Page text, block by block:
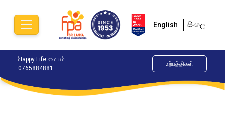
English සිංහල
Happy Life மையம்
0765884881
இப்போதே கலந்துரையாடவும்.
உற்பத்திகள்